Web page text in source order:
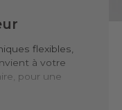
flexibles,
à votre
pour une